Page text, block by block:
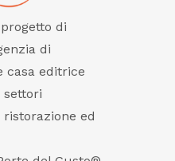
di
di
casa editrice
settori
ed